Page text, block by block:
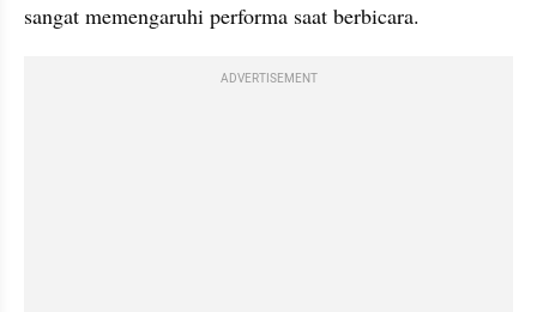
sangat memengaruhi performa saat berbicara.
ADVERTISEMENT